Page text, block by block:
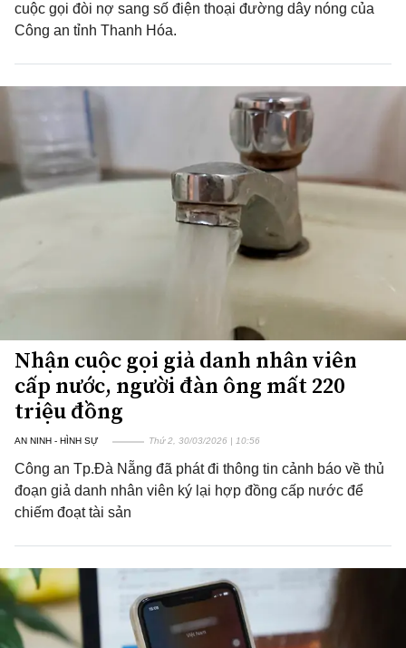
cuộc gọi đòi nợ sang số điện thoại đường dây nóng của
Công an tỉnh Thanh Hóa.
Nhận cuộc gọi giả danh nhân viên
cấp nước, người đàn ông mất 220
triệu đồng
AN NINH - HÌNH SỰ Thứ 2, 30/03/2026 | 10:56
Công an Tp.Đà Nẵng đã phát đi thông tin cảnh báo về thủ
đoạn giả danh nhân viên ký lại hợp đồng cấp nước để
chiếm đoạt tài sản